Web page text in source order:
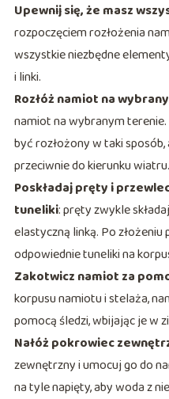
Upewnij się, że masz
rozpoczęciem rozłożenia
wszystkie niezbędne
i linki.
Rozłóż namiot na
namiot na wybranym
być rozłożony w taki
przeciwnie do kierunku wiatru.
Poskładaj pręty i
tuneliki: pręty zwykle
elastyczną linką. Po
odpowiednie tuneliki na
Zakotwicz namiot za
korpusu namiotu i stelaża,
pomocą śledzi, wbijając je w
Nałóż pokrowiec
zewnętrzny i umocuj go do
na tyle napięty, aby woda z